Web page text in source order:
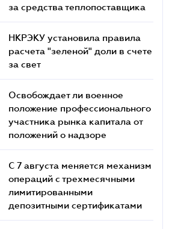
за средства теплопоставщика
НКРЭКУ установила правила
расчета "зеленой" доли в счете
за свет
Освобождает ли военное
положение профессионального
участника рынка капитала от
положений о надзоре
С 7 августа меняется механизм
операций с трехмесячными
лимитированными
депозитными сертификатами